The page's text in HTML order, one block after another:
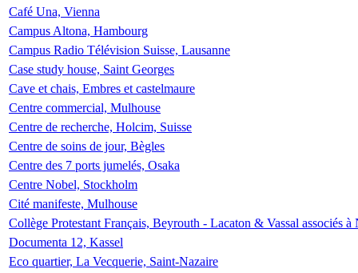
Café Una, Vienna
Campus Altona, Hambourg
Campus Radio Télévision Suisse, Lausanne
Case study house, Saint Georges
Cave et chais, Embres et castelmaure
Centre commercial, Mulhouse
Centre de recherche, Holcim, Suisse
Centre de soins de jour, Bègles
Centre des 7 ports jumelés, Osaka
Centre Nobel, Stockholm
Cité manifeste, Mulhouse
Collège Protestant Français, Beyrouth - Lacaton & Vassal associés
Documenta 12, Kassel
Eco quartier, La Vecquerie, Saint-Nazaire